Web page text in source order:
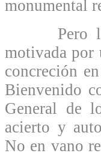
monumental
Pero la
motivada por
concreción
Bienvenido
General de
acierto y
No en vano